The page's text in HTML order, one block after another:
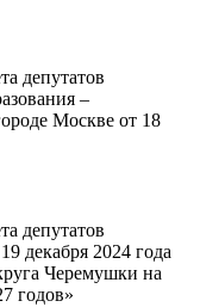
депутатов
–
Москве от 18
депутатов
декабря 2024 года
Черемушки на
годов»